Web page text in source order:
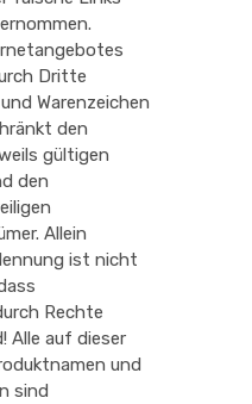
Dritte
Warenzeichen
den
gültigen
den
Allein
ist nicht
Rechte
Alle auf dieser
und
sind